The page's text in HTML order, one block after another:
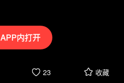
APP内打开
23 收藏